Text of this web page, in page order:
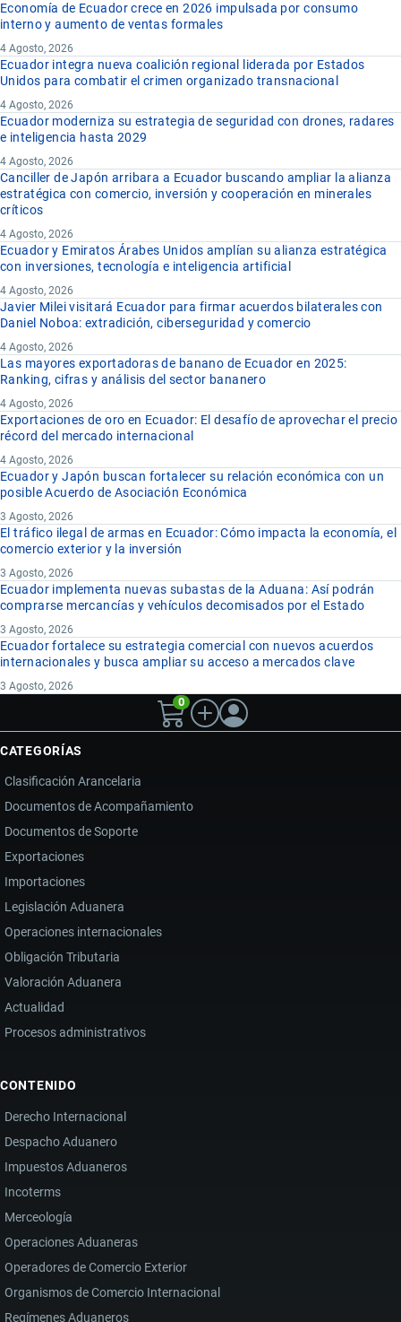
Economía de Ecuador crece en 2026 impulsada por consumo
interno y aumento de ventas formales
4 Agosto, 2026
Ecuador integra nueva coalición regional liderada por Estados
Unidos para combatir el crimen organizado transnacional
4 Agosto, 2026
Ecuador moderniza su estrategia de seguridad con drones, radares
e inteligencia hasta 2029
4 Agosto, 2026
Canciller de Japón arribara a Ecuador buscando ampliar la alianza
estratégica con comercio, inversión y cooperación en minerales
críticos
4 Agosto, 2026
Ecuador y Emiratos Árabes Unidos amplían su alianza estratégica
con inversiones, tecnología e inteligencia artificial
4 Agosto, 2026
Javier Milei visitará Ecuador para firmar acuerdos bilaterales con
Daniel Noboa: extradición, ciberseguridad y comercio
4 Agosto, 2026
Las mayores exportadoras de banano de Ecuador en 2025:
Ranking, cifras y análisis del sector bananero
4 Agosto, 2026
Exportaciones de oro en Ecuador: El desafío de aprovechar el precio
récord del mercado internacional
4 Agosto, 2026
Ecuador y Japón buscan fortalecer su relación económica con un
posible Acuerdo de Asociación Económica
3 Agosto, 2026
El tráfico ilegal de armas en Ecuador: Cómo impacta la economía, el
comercio exterior y la inversión
3 Agosto, 2026
Ecuador implementa nuevas subastas de la Aduana: Así podrán
comprarse mercancías y vehículos decomisados por el Estado
3 Agosto, 2026
Ecuador fortalece su estrategia comercial con nuevos acuerdos
internacionales y busca ampliar su acceso a mercados clave
3 Agosto, 2026
0
CATEGORÍAS
Clasificación Arancelaria
Documentos de Acompañamiento
Documentos de Soporte
Exportaciones
Importaciones
Legislación Aduanera
Operaciones internacionales
Obligación Tributaria
Valoración Aduanera
Actualidad
Procesos administrativos
CONTENIDO
Derecho Internacional
Despacho Aduanero
Impuestos Aduaneros
Incoterms
Merceología
Operaciones Aduaneras
Operadores de Comercio Exterior
Organismos de Comercio Internacional
Regímenes Aduaneros